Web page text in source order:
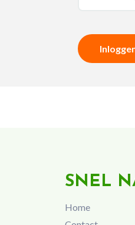
SNEL
Home